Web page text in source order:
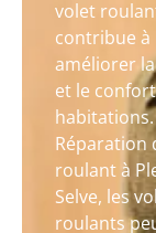
volet
contribue à
améliorer
et le
Réparation
roulant à
Selve, les
roulants